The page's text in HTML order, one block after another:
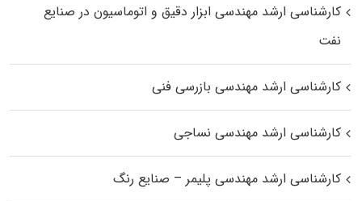
کارشناسی ارشد مهندسی ابزار دقیق و اتوماسیون در صنایع
نفت
کارشناسی ارشد مهندسی بازرسی فنی
کارشناسی ارشد مهندسی نساجی
کارشناسی ارشد مهندسی پلیمر – صنایع رنگ